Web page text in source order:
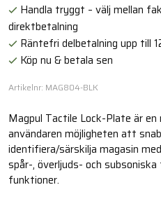
Handla tryggt – välj mellan
direktbetalning
Räntefri delbetalning upp till
Köp nu & betala sen
Artikelnr: MAG804-BLK
Magpul Tactile Lock-Plate är
användaren möjligheten att
identifiera/särskilja magasin
spår-, överljuds- och
funktioner.